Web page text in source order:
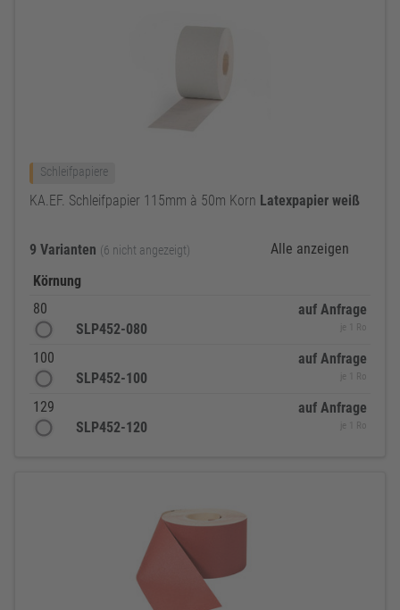
Schleifpapiere
KA.EF. Schleifpapier 115mm à 50m Korn Latexpapier weiß
9 Varianten (6 nicht angezeigt)
Alle anzeigen
Körnung
80
SLP452-080
auf Anfrage
je 1 Ro
100
SLP452-100
auf Anfrage
je 1 Ro
129
SLP452-120
auf Anfrage
je 1 Ro